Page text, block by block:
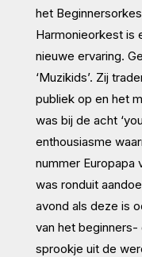
het
Harmonieorkest is
nieuwe ervaring.
‘Muzikids’. Zij
publiek op en het
was bij de acht
enthousiasme
nummer Europapa
was ronduit
avond als deze is
van het
sprookje uit de